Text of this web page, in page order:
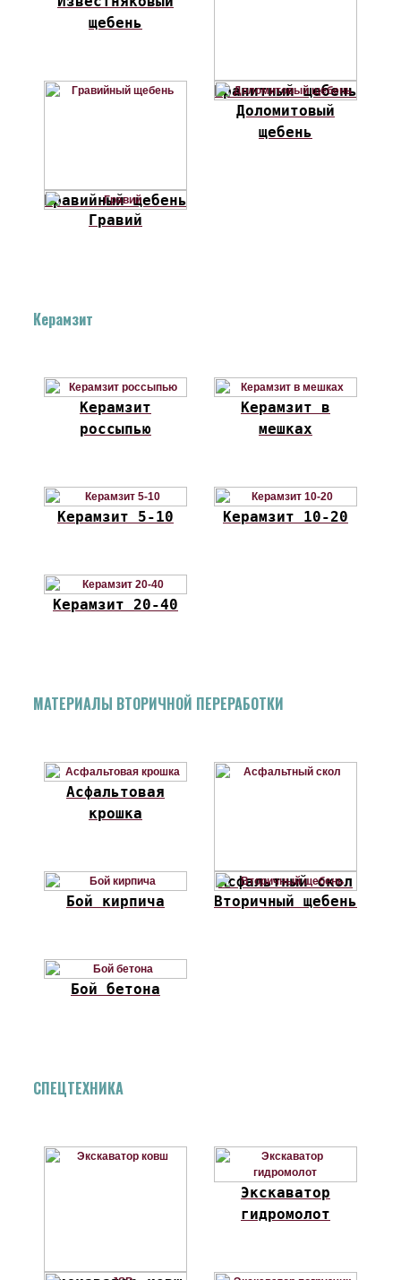
щебень
Гранитный щебень
Гравийный щебень
Доломитовый
щебень
Гравий
Керамзит
Керамзит
россыпью
Керамзит в
мешках
Керамзит 5-10 Керамзит 10-20
Керамзит 20-40
МАТЕРИАЛЫ ВТОРИЧНОЙ ПЕРЕРАБОТКИ
Асфальтовая
крошка
Асфальтный скол
Бой кирпича
Вторичный щебень
Бой бетона
СПЕЦТЕХНИКА
Экскаватор
гидромолот